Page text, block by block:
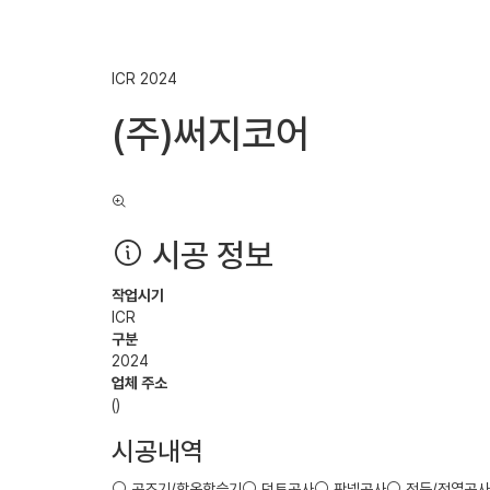
ICR 2024
(주)써지코어
시공 정보
작업시기
ICR
구분
2024
업체 주소
()
시공내역